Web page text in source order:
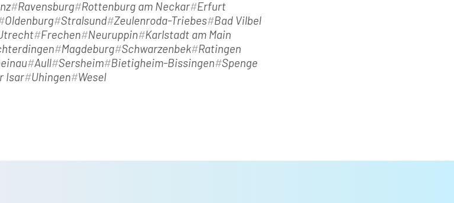
Ravensburg Rottenburg am Neckar Erfurt
Oldenburg Stralsund Zeulenroda-Triebes Bad Vilbel
Frechen Neuruppin
Karlstadt am Main
Magdeburg Schwarzenbek Ratingen
Aull Sersheim Bietigheim-Bissingen
Spenge
Isar Uhingen Wesel